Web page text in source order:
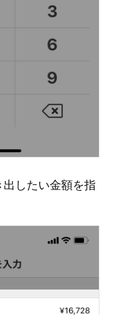
したい金額を指